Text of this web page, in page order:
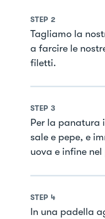
STEP 2
Tagliamo la
a farcire le
filetti.
STEP 3
Per la panatura
sale e pepe, e
uova e infine
STEP 4
In una padella